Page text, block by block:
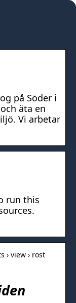
på Söder i
äta en
Vi arbetar
run this
› view › rost